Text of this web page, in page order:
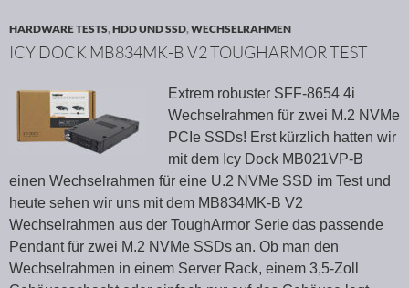
HARDWARE TESTS,HDD UND SSD,WECHSELRAHMEN
ICY DOCK MB834MK-B V2 TOUGHARMOR TEST
Extrem robuster SFF-8654 4i
Wechselrahmen für zwei M.2 NVMe
PCIe SSDs! Erst kürzlich hatten wir
mit dem Icy Dock MB021VP-B
einen Wechselrahmen für eine U.2 NVMe SSD im Test und
heute sehen wir uns mit dem MB834MK-B V2
Wechselrahmen aus der ToughArmor Serie das passende
Pendant für zwei M.2 NVMe SSDs an. Ob man den
Wechselrahmen in einem Server Rack, einem 3,5-Zoll